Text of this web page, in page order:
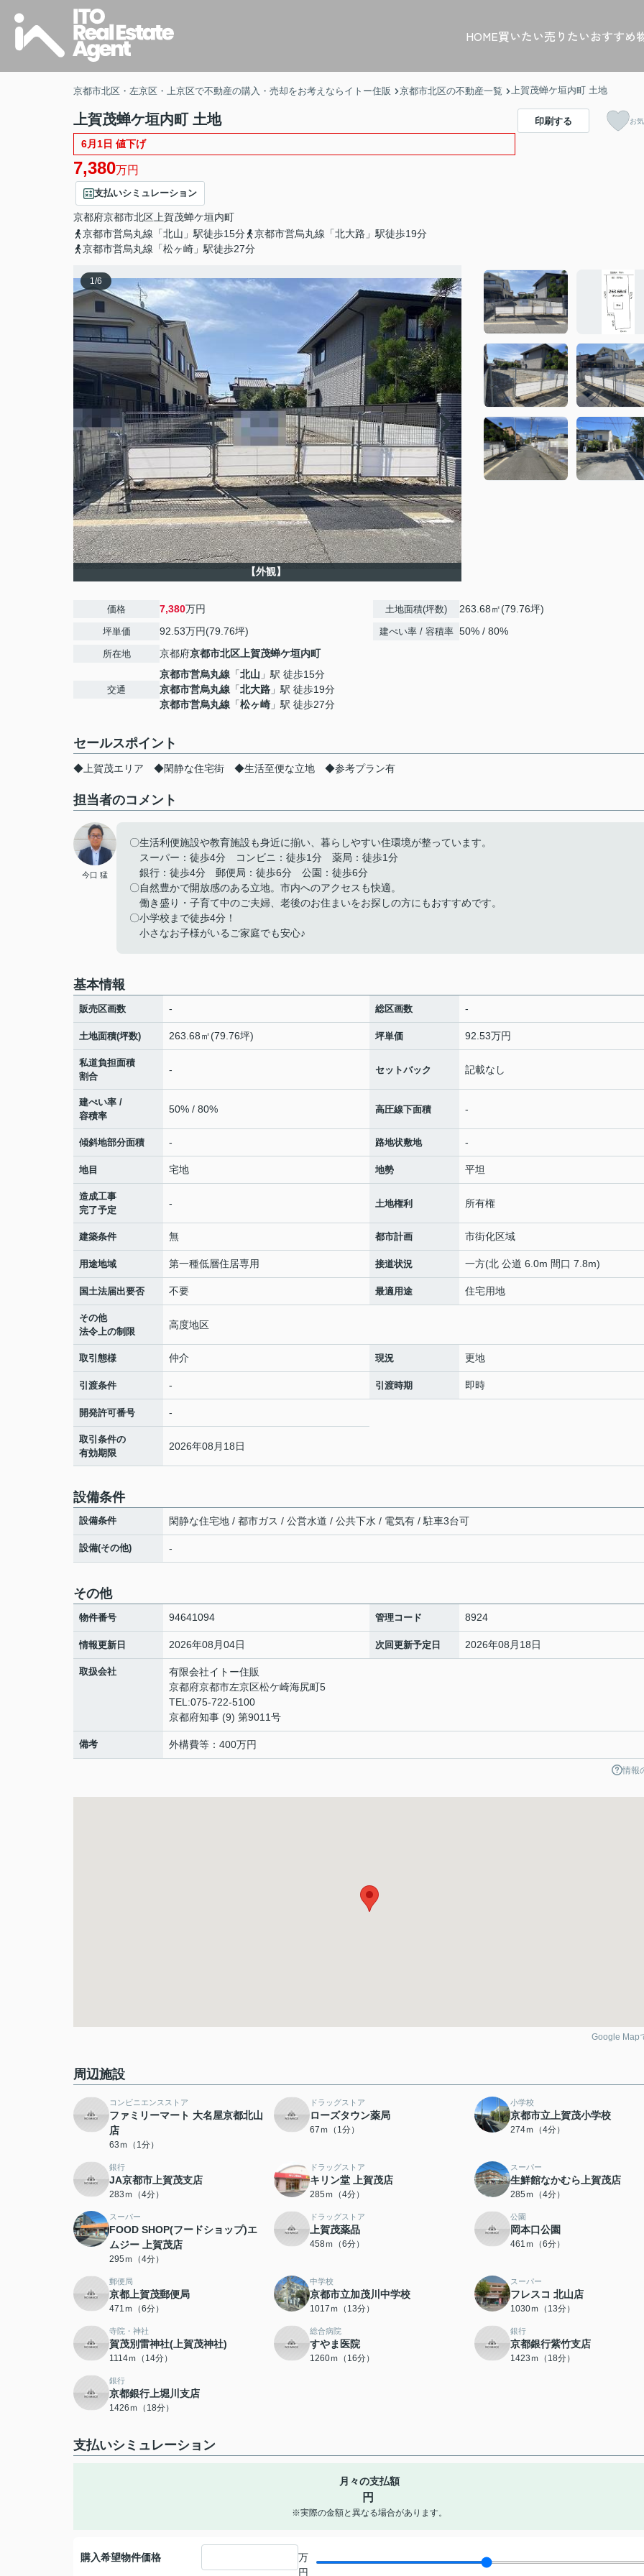
HOME買いたい売りたいおすすめ
京都市北区・左京区・上京区で不動産の購入・売却をお考えならイトー住販 京都市北区の不動産一覧 上賀茂蝉ケ垣内町 土地
上賀茂蝉ケ垣内町 土地
6月1日 値下げ
7,380万円
支払いシミュレーション
京都府京都市北区 上賀茂蝉ケ垣内町
京都市営烏丸線「北山」駅徒歩15分
京都市営烏丸線「北大路」駅徒歩19分
京都市営烏丸線「松ヶ崎」駅徒歩27分
印刷する お
1/6
【外観】
価格 7,380万円
坪単価 92.53万円(79.76坪)
所在地 京都府京都市北区 上賀茂蝉ケ垣内町
交通
京都市営烏丸線 「北山 」駅 徒歩15分
京都市営烏丸線 「北大路 」駅 徒歩19分
京都市営烏丸線 「松ヶ崎 」駅 徒歩27分
土地面積(坪数) 263.68㎡(79.76坪)
建ぺい率 / 容積率 50% / 80%
セールスポイント
◆上賀茂エリア ◆閑静な住宅街 ◆生活至便な立地 ◆参考プラン有
担当者のコメント
今口 猛
〇生活利便施設や教育施設も身近に揃い、暮らしやすい住環境が整っています。
スーパー：徒歩4分 コンビニ：徒歩1分 薬局：徒歩1分
銀行：徒歩4分 郵便局：徒歩6分 公園：徒歩6分
〇自然豊かで開放感のある立地。市内へのアクセスも快適。
働き盛り・子育て中のご夫婦、老後のお住まいをお探しの方にもおすすめです。
〇小学校まで徒歩4分！
小さなお子様がいるご家庭でも安心♪
基本情報
販売区画数 - 総区画数 -
土地面積(坪数) 263.68㎡(79.76坪) 坪単価 92.53万円
私道負担面積
割合
- セットバック 記載なし
建ぺい率 /
容積率
50% / 80% 高圧線下面積 -
傾斜地部分面積 - 路地状敷地 -
地目 宅地 地勢 平坦
造成工事
完了予定
- 土地権利 所有権
建築条件 無 都市計画 市街化区域
用途地域 第一種低層住居専用 接道状況 一方(北 公道 6.0m 間口 7.8m)
国土法届出要否 不要 最適用途 住宅用地
その他
法令上の制限
高度地区
取引態様 仲介 現況 更地
引渡条件 - 引渡時期 即時
開発許可番号 -
取引条件の
有効期限
2026年08月18日
設備条件
設備条件 閑静な住宅地 / 都市ガス / 公営水道 / 公共下水 / 電気有 / 駐車3台可
設備(その他) -
その他
物件番号 94641094 管理コード 8924
情報更新日 2026年08月04日 次回更新予定日 2026年08月18日
取扱会社
有限会社イトー住販
京都府京都市左京区松ケ崎海尻町5
TEL:075-722-5100
京都府知事 (9) 第9011号
備考 外構費等：400万円
情報
Google Map
周辺施設
コンビニエンスストア
ファミリーマート 大名屋京都北山
店
63ｍ（1分）
ドラッグストア
ローズタウン薬局
67ｍ（1分）
小学校
京都市立上賀茂小学校
274ｍ（4分）
銀行
JA京都市上賀茂支店
283ｍ（4分）
ドラッグストア
キリン堂 上賀茂店
285ｍ（4分）
スーパー
生鮮館なかむら上賀茂店
285ｍ（4分）
スーパー
FOOD SHOP(フードショップ)エ
ムジー 上賀茂店
295ｍ（4分）
ドラッグストア
上賀茂薬品
458ｍ（6分）
公園
岡本口公園
461ｍ（6分）
郵便局
京都上賀茂郵便局
471ｍ（6分）
中学校
京都市立加茂川中学校
1017ｍ（13分）
スーパー
フレスコ 北山店
1030ｍ（13分）
寺院・神社
賀茂別雷神社(上賀茂神社)
1114ｍ（14分）
総合病院
すやま医院
1260ｍ（16分）
銀行
京都銀行紫竹支店
1423ｍ（18分）
銀行
京都銀行上堀川支店
1426ｍ（18分）
支払いシミュレーション
月々の支払額
円
※実際の金額と異なる場合があります。
購入希望物件価格
万
円